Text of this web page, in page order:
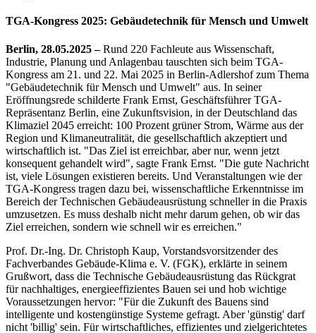
TGA-Kongress 2025: Gebäudetechnik für Mensch und Umwelt
Berlin, 28.05.2025 –Rund 220 Fachleute aus Wissenschaft,
Industrie, Planung und Anlagenbau tauschten sich beim TGA-
Kongress am 21. und 22. Mai 2025 in Berlin-Adlershof zum Thema
"Gebäudetechnik für Mensch und Umwelt" aus. In seiner
Eröffnungsrede schilderte Frank Ernst, Geschäftsführer TGA-
Repräsentanz Berlin, eine Zukunftsvision, in der Deutschland das
Klimaziel 2045 erreicht: 100 Prozent grüner Strom, Wärme aus der
Region und Klimaneutralität, die gesellschaftlich akzeptiert und
wirtschaftlich ist. "Das Ziel ist erreichbar, aber nur, wenn jetzt
konsequent gehandelt wird", sagte Frank Ernst. "Die gute Nachricht
ist, viele Lösungen existieren bereits. Und Veranstaltungen wie der
TGA-Kongress tragen dazu bei, wissenschaftliche Erkenntnisse im
Bereich der Technischen Gebäudeausrüstung schneller in die Praxis
umzusetzen. Es muss deshalb nicht mehr darum gehen, ob wir das
Ziel erreichen, sondern wie schnell wir es erreichen."
Prof. Dr.-Ing. Dr. Christoph Kaup, Vorstandsvorsitzender des
Fachverbandes Gebäude-Klima e. V. (FGK), erklärte in seinem
Grußwort, dass die Technische Gebäudeausrüstung das Rückgrat
für nachhaltiges, energieeffizientes Bauen sei und hob wichtige
Voraussetzungen hervor: "Für die Zukunft des Bauens sind
intelligente und kostengünstige Systeme gefragt. Aber 'günstig' darf
nicht 'billig' sein. Für wirtschaftliches, effizientes und zielgerichtetes